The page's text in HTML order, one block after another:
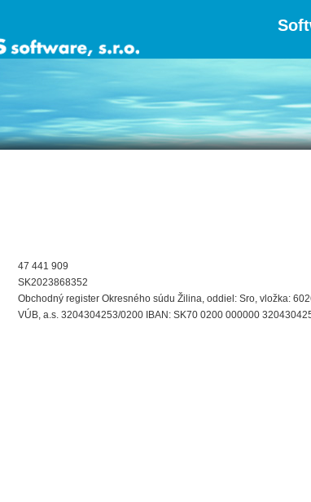
47 441 909
SK2023868352
Obchodný register Okresného súdu Žilina, oddiel: Sro, vložka:
VÚB, a.s. 3204304253/0200 IBAN: SK70 0200 000000